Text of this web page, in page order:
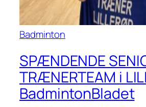
Badminton
SPÆNDENDE
TRÆNERTEAM i
BadmintonBladet